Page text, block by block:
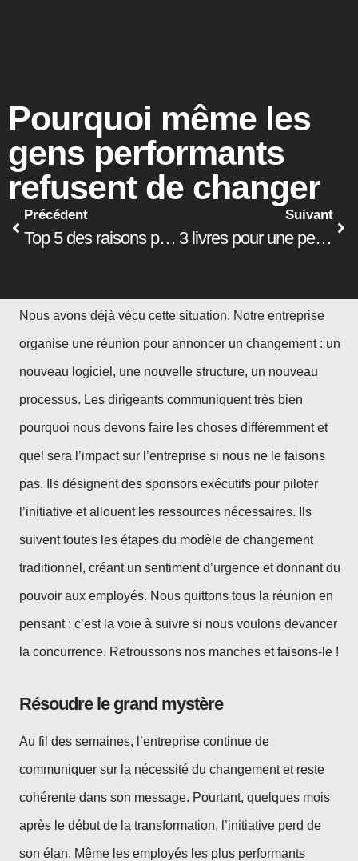
Pourquoi même les
gens performants
refusent de changer
Précédent
Top 5 des raisons pour lesquelles la gouvernance, l’environnement et la responsabilité sociale (ESG) sont maintenant un enjeu clé
Suivant
3 livres pour une perspective rafraîchissante sur la gestion du changement
Nous avons déjà vécu cette situation. Notre entreprise
organise une réunion pour annoncer un changement : un
nouveau logiciel, une nouvelle structure, un nouveau
processus. Les dirigeants communiquent très bien
pourquoi nous devons faire les choses différemment et
quel sera l’impact sur l’entreprise si nous ne le faisons
pas. Ils désignent des sponsors exécutifs pour piloter
l’initiative et allouent les ressources nécessaires. Ils
suivent toutes les étapes du modèle de changement
traditionnel, créant un sentiment d’urgence et donnant du
pouvoir aux employés. Nous quittons tous la réunion en
pensant : c’est la voie à suivre si nous voulons devancer
la concurrence. Retroussons nos manches et faisons-le !
Résoudre le grand mystère
Au fil des semaines, l’entreprise continue de
communiquer sur la nécessité du changement et reste
cohérente dans son message. Pourtant, quelques mois
après le début de la transformation, l’initiative perd de
son élan. Même les employés les plus performants